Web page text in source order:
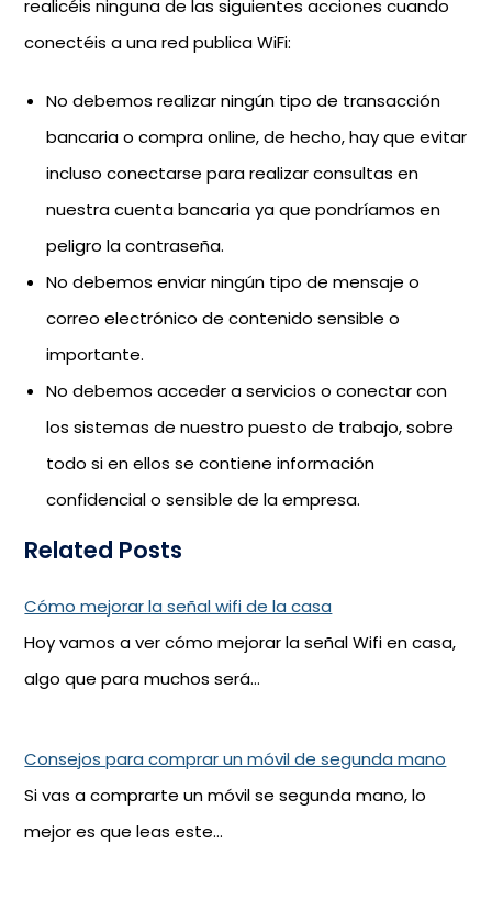
realicéis ninguna de las siguientes acciones cuando
conectéis a una red publica WiFi:
No debemos realizar ningún tipo de transacción
bancaria o compra online, de hecho, hay que evitar
incluso conectarse para realizar consultas en
nuestra cuenta bancaria ya que pondríamos en
peligro la contraseña.
No debemos enviar ningún tipo de mensaje o
correo electrónico de contenido sensible o
importante.
No debemos acceder a servicios o conectar con
los sistemas de nuestro puesto de trabajo, sobre
todo si en ellos se contiene información
confidencial o sensible de la empresa.
Related Posts
Cómo mejorar la señal wifi de la casa
Hoy vamos a ver cómo mejorar la señal Wifi en casa,
algo que para muchos será…
Consejos para comprar un móvil de segunda mano
Si vas a comprarte un móvil se segunda mano, lo
mejor es que leas este…